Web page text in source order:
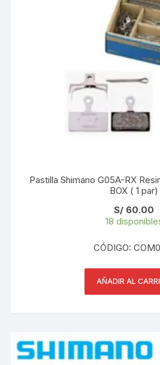
Pastilla Shimano G05A-RX
BOX ( 1 par)
S/ 60.00
18
CÓDIGO:
AÑADIR AL